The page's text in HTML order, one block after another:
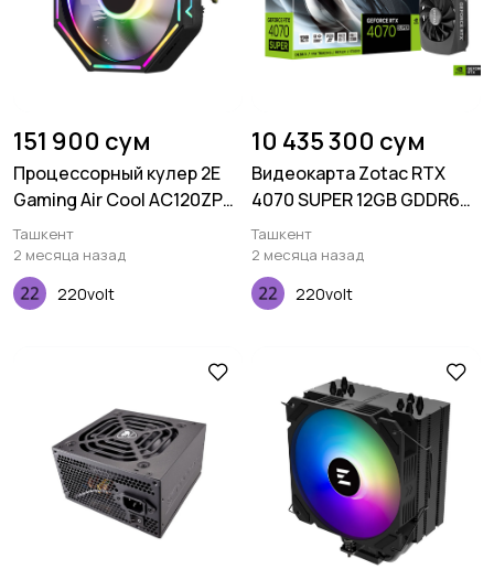
151 900 сум
Процессорный кулер 2E
Gaming Air Cool AC120ZP
RGB LGA, AM, FM, TDP 95W
Ташкент
2 месяца назад
220volt
10 435 300 сум
Видеокарта Zotac RTX
4070 SUPER 12GB GDDR6X
Twin Edge
Ташкент
2 месяца назад
220volt